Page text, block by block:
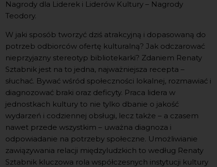
Nagrody dla Liderek i Liderów Kultury – Nagrody
Teodory.
W jaki sposób tworzyć dziś atrakcyjną i dopasowaną do
potrzeb odbiorców ofertę kulturalną? Jak odczarować
nieprzyjazny stereotyp bibliotekarki? Zdaniem Renaty
Sztabnik jest na to jedna, najważniejsza recepta –
słuchać. Bywać wśród społeczności lokalnej, rozmawiać i
diagnozować braki oraz deficyty. Praca lidera w
jednostkach kultury to nie tylko dbanie o jakość
wydarzeń i codziennej obsługi, lecz także – a czasem
nawet przede wszystkim – uważna diagnoza i
odpowiadanie na potrzeby społeczne. Umożliwianie
zawiązywania relacji międzyludzkich to według Renaty
Sztabnik kluczowa rola współczesnych instytucji kultury